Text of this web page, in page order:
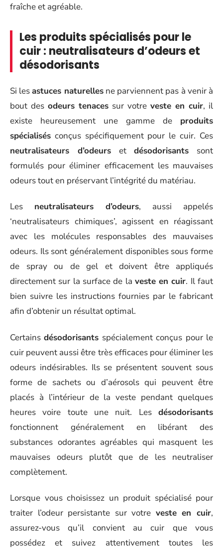
fraîche et agréable.
Les produits spécialisés pour le
cuir : neutralisateurs d’odeurs et
désodorisants
Si lesastuces naturellesne parviennent pas à venir à
bout des odeurs tenaces sur votre veste en cuir, il
existe heureusement une gamme de produits
spécialisés conçus spécifiquement pour le cuir. Ces
neutralisateurs d’odeursetdésodorisants sont
formulés pour éliminer efficacement les mauvaises
odeurs tout en préservant l’intégrité du matériau.
Les neutralisateurs d’odeurs, aussi appelés
‘neutralisateurs chimiques’, agissent en réagissant
avec les molécules responsables des mauvaises
odeurs. Ils sont généralement disponibles sous forme
de spray ou de gel et doivent être appliqués
directement sur la surface de la veste en cuir. Il faut
bien suivre les instructions fournies par le fabricant
afin d’obtenir un résultat optimal.
Certainsdésodorisants spécialement conçus pour le
cuir peuvent aussi être très efficaces pour éliminer les
odeurs indésirables. Ils se présentent souvent sous
forme de sachets ou d’aérosols qui peuvent être
placés à l’intérieur de la veste pendant quelques
heures voire toute une nuit. Les désodorisants
fonctionnent généralement en libérant des
substances odorantes agréables qui masquent les
mauvaises odeurs plutôt que de les neutraliser
complètement.
Lorsque vous choisissez un produit spécialisé pour
traiter l’odeur persistante sur votre veste en cuir,
assurez-vous qu’il convient au cuir que vous
possédez et suivez attentivement toutes les